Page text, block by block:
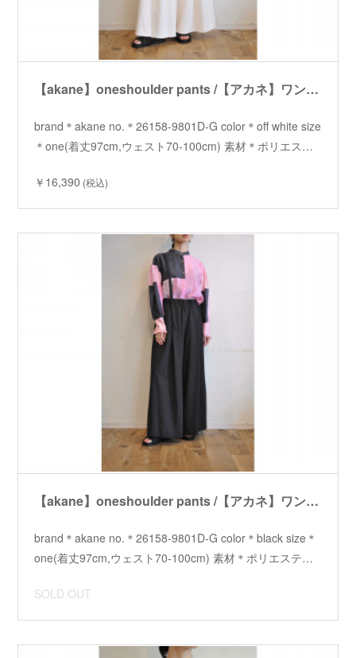
【akane】oneshoulder pants /【アカネ】ワンショルダーパンツ
brand＊akane no.＊26158-9801D-G color＊off white size
＊one(着丈97cm,ウェスト70-100cm) 素材＊ポリエス…
￥16,390 (税込)
【akane】oneshoulder pants /【アカネ】ワンショルダーパンツ
brand＊akane no.＊26158-9801D-G color＊black size＊
one(着丈97cm,ウェスト70-100cm) 素材＊ポリエステ…
SOLD OUT